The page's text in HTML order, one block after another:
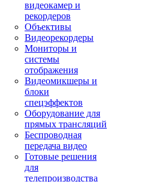
видеокамер и
рекордеров
Объективы
Видеорекордеры
Мониторы и
системы
отображения
Видеомикшеры и
блоки
спецэффектов
Оборудование для
прямых трансляций
Беспроводная
передача видео
Готовые решения
для
телепроизводства